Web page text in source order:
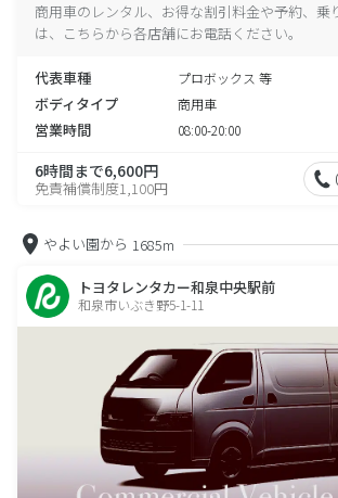
商用車のレンタル、お得な割引料金や予約、乗
は、こちらから各店舗にお電話ください。
代表車種 プロボックス 等
ボディタイプ 商用車
営業時間 08:00-20:00
6時間まで6,600円
免責補償制度1,100円
やよい園から 1685m
トヨタレンタカー和泉中央駅前
和泉市いぶき野5-1-11